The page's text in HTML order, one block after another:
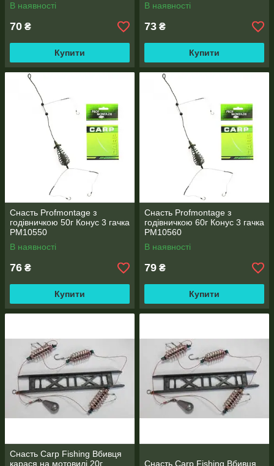
В наявності
70 ₴
Купити
В наявності
73 ₴
Купити
Снасть Profmontage з
годівничкою 50г Конус 3 гачка
PM10550
В наявності
76 ₴
Купити
Снасть Profmontage з
годівничкою 60г Конус 3 гачка
PM10560
В наявності
79 ₴
Купити
Снасть Carp Fishing Вбивця
карася на мотовилі 20г
Снасть Carp Fishing Вбивця